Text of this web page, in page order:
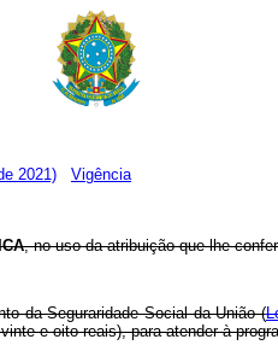
2021) Vigência
, no uso da atribuição que lhe
da Seguraridade Social da União (
e oito reais), para atender à